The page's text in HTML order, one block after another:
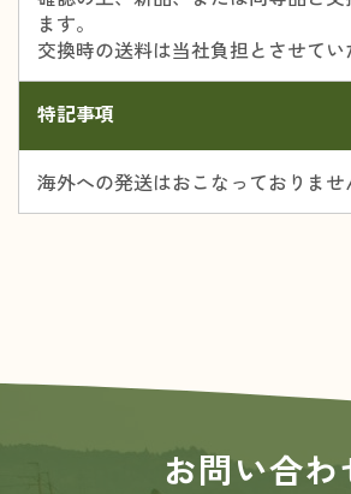
ます。
交換時の送料は当社負担とさせてい
特記事項
海外への発送はおこなっておりませ
お問い合わ